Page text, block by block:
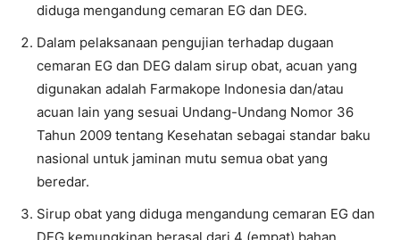
diduga mengandung cemaran EG dan DEG.
Dalam pelaksanaan pengujian terhadap dugaan
cemaran EG dan DEG dalam sirup obat, acuan yang
digunakan adalah Farmakope Indonesia dan/atau
acuan lain yang sesuai Undang-Undang Nomor 36
Tahun 2009 tentang Kesehatan sebagai standar baku
nasional untuk jaminan mutu semua obat yang
beredar.
Sirup obat yang diduga mengandung cemaran EG dan